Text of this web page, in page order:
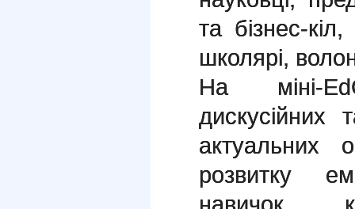
та бізнес-
школярі,
На міні-
дискусійних
актуальних
розвитку